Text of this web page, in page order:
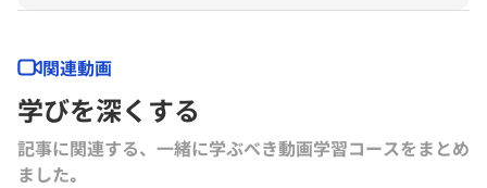
『グロービスMBAキーワード 図解 基本フレームワーク50』『ビジネ
（東洋経済新報社）、『［実況］ロジカルシンキング教室』『［実況』
アカウンティング教室』『競争優位としての経営理念』（以上PHP研
究所）、『ロジカルシンキングの落とし穴』『バイアス』『KSFとは』
（以上グロービス電子出版）、共著書に『グロービスMBAマネジメン
ト・ブック』『グロービスMBAマネジメント・ブックⅡ』『MBA定量
分析と意思決定』『グロービスMBAビジネスプラン』『ストーリーで
関連動画
学びを深くする
記事に関連する、一緒に学ぶべき動画学習コースをまとめ
ました｡